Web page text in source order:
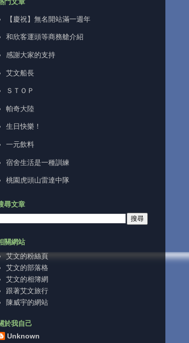
【慶祝】無名開站滿一週年
和欣客運頭等商務艙介紹
感謝大家的支持
艾文船長
ＳＴＯＰ
帕奇大陸
生日快樂！
一元飲料
宿舍生活是一種訓練
桃園虎頭山雷達中隊
尋文章
關網站
艾文的粉絲頁
艾文的部落格
艾文的相簿網
跟著艾文旅行
陳威宇的網站
於我自己
Unknown